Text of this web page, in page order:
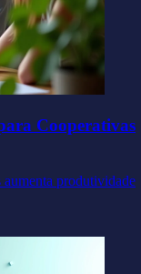
Cooperativas
aumenta produtividade